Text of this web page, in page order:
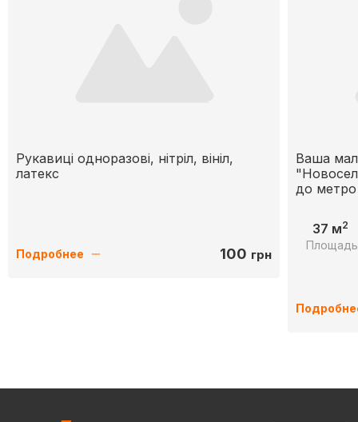
Рукавиці одноразові, нітріл, вініл,
латекс
Подробнее 100 грн
Ваша
до метро
37 м2
Площадь